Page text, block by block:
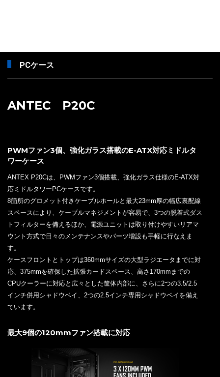
PCケース
ANTEC P20C
PWMファン3個、強化ガラス搭載のE-ATX対応ミドルタ
ワーケース
ANTEX P20Cは、PWMファン3個搭載、強化ガラス仕様のE-ATX対
応ミドルタワーPCケースです。
8箇所のグロメット付きケーブルホールと最大23mm厚の幅広裏配線
スペースにより、ケーブルマネジメントが容易で、3つの脱着式ダス
トフィルターを備えるほか、電源ユニットは取り付けやすいリアマ
ウント方式で日々のメンテナンスやパーツ増設も手軽に行なえま
す。
ケースフロントとトップは360mmサイズの大型ラジエータまでに対
応、375mmを確保した拡張カードスペース、高さ170mmまでの
CPUクーラーに対応と広々とした筐体内部に、さらに2つの3.5/2.5
インチ併用シャドウベイ、2つの2.5インチ専用シャドウベイを備え
ています。
最大9個の120mmファン搭載に対応